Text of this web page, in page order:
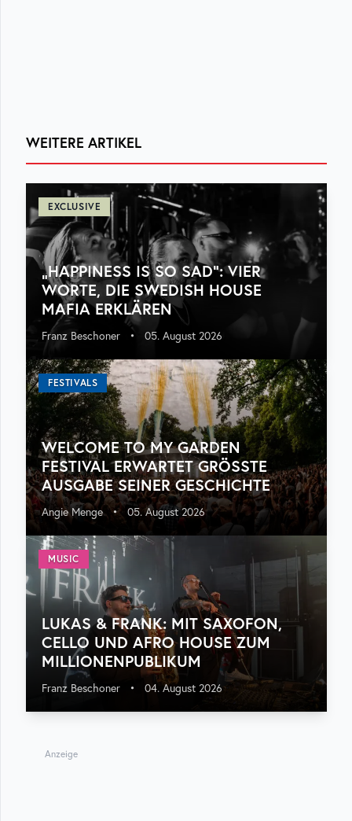
WEITERE ARTIKEL
EXCLUSIVE
„HAPPINESS IS SO SAD“: VIER
WORTE, DIE SWEDISH HOUSE
MAFIA ERKLÄREN
Franz Beschoner • 05. August 2026
FESTIVALS
WELCOME TO MY GARDEN
FESTIVAL ERWARTET GRÖSSTE A
USGABE SEINER GESCHICHTE
Angie Menge • 05. August 2026
MUSIC
LUKAS & FRANK: MIT SAXOFON,
CELLO UND AFRO HOUSE ZUM
MILLIONENPUBLIKUM
Franz Beschoner • 04. August 2026
Anzeige